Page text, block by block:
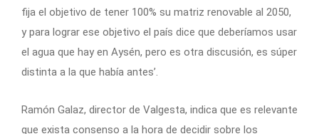
fija el objetivo de tener 100% su matriz renovable al 2050,
y para lograr ese objetivo el país dice que deberíamos usar
el agua que hay en Aysén, pero es otra discusión, es súper
distinta a la que había antes’.
Ramón Galaz, director de Valgesta, indica que es relevante
que exista consenso a la hora de decidir sobre los